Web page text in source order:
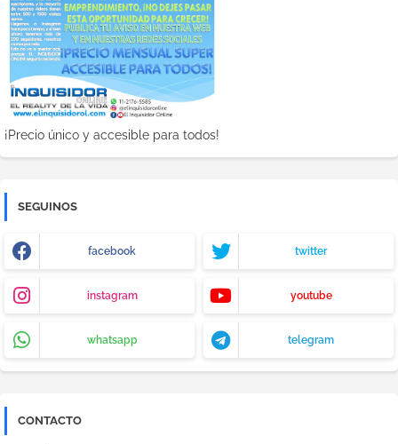
¡Precio único y accesible para todos!
SEGUINOS
facebook twitter
instagram youtube
whatsapp telegram
CONTACTO